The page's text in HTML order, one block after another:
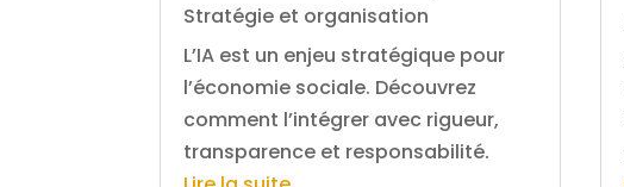
Stratégie et organisation
L’IA est un enjeu stratégique pour
l’économie sociale. Découvrez
comment l’intégrer avec rigueur,
transparence et responsabilité.